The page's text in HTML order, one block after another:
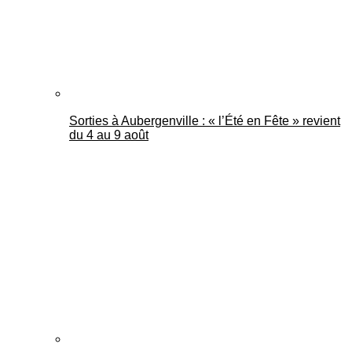
Sorties à Aubergenville : « l’Été en Fête » revient
du 4 au 9 août